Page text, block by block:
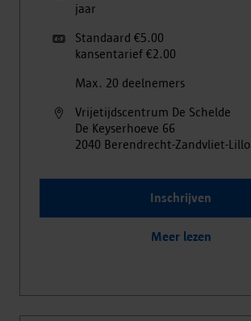
jaar
Standaard €5.00
kansentarief €2.00
Max. 20 deelnemers
Vrijetijdscentrum De Schelde
De Keyserhoeve 66
2040 Berendrecht-Zandvliet-Lillo
Inschrijven
Meer lezen